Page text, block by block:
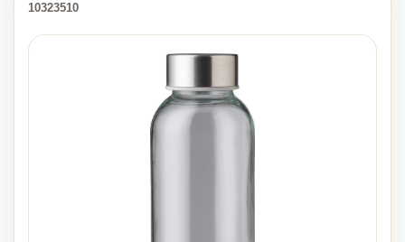
10323510